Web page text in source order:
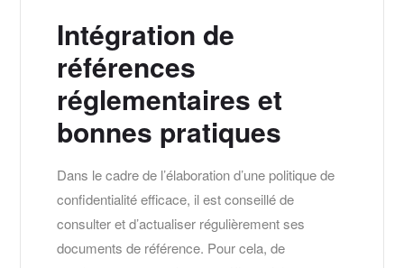
Intégration de
références
réglementaires et
bonnes pratiques
Dans le cadre de l’élaboration d’une politique de
confidentialité efficace, il est conseillé de
consulter et d’actualiser régulièrement ses
documents de référence. Pour cela, de